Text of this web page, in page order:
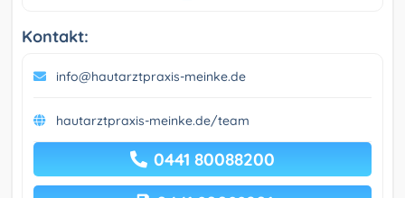
Kontakt:
info@hautarztpraxis-meinke.de
hautarztpraxis-meinke.de/team
0441 80088200